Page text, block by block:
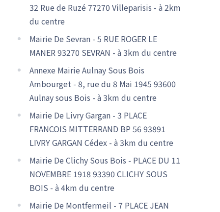
32 Rue de Ruzé 77270 Villeparisis - à 2km
du centre
Mairie De Sevran - 5 RUE ROGER LE
MANER 93270 SEVRAN - à 3km du centre
Annexe Mairie Aulnay Sous Bois
Ambourget - 8, rue du 8 Mai 1945 93600
Aulnay sous Bois - à 3km du centre
Mairie De Livry Gargan - 3 PLACE
FRANCOIS MITTERRAND BP 56 93891
LIVRY GARGAN Cédex - à 3km du centre
Mairie De Clichy Sous Bois - PLACE DU 11
NOVEMBRE 1918 93390 CLICHY SOUS
BOIS - à 4km du centre
Mairie De Montfermeil - 7 PLACE JEAN